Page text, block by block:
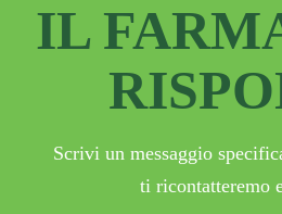
IL
Scrivi un messaggio
ti ricontatteremo